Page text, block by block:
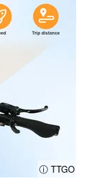
ⓘ TTGO